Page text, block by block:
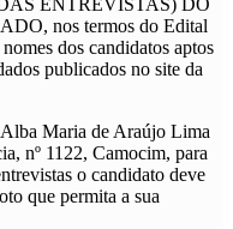
nos termos do Edital
dos candidatos aptos
publicados no site da
Alba Maria de Araújo Lima
nº 1122, Camocim, para
o candidato deve
que permita a sua